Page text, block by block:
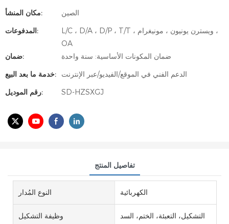
مكان المنشأ:
الصين
المدفوعات:
L/C ، D/A ، D/P ، T/T ، ويسترن يونيون ، مونيغرام ،
OA
ضمان:
ضمان المكونات الأساسية: سنة واحدة
خدمة ما بعد البيع:
الدعم الفني في الموقع/الفيديو/عبر الإنترنت
رقم الموديل:
SD-HZSXGJ
تفاصيل المنتج
النوع المُدار الكهربائية
وظيفة التشكيل التشكيل، التعبئة، الختم، السد